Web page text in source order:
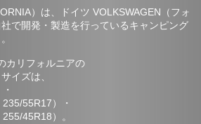
）は、ドイツ VOLKSWAGEN（フォ
で開発・製造を行っているキャンピング
カリフォルニアの
イズは、
55R17）・
45R18）。